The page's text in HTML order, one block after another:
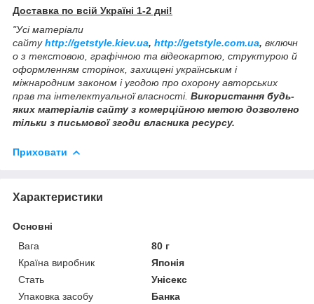
Доставка по всій Україні 1-2 дні!
"Усі матеріали
сайтуhttp://getstyle.kiev.ua, http://getstyle.com.ua, включн
о з текстовою, графічною та відеокартою, структурою й
оформленням сторінок, захищені українським і
міжнародним законом і угодою про охорону авторських
прав та інтелектуальної власності. Використання будь-
яких матеріалів сайту з комерційною метою дозволено
тільки з письмової згоди власника ресурсу.
Приховати
Характеристики
Основні
Вага
80 г
Країна виробник
Японія
Стать
Унісекс
Упаковка засобу
Банка